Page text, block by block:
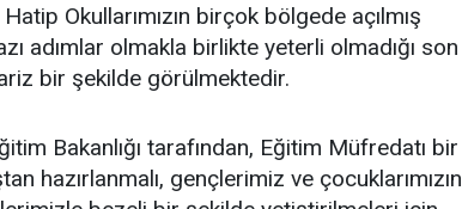
Okullarımızın birçok bölgede açılmış
adımlar olmakla birlikte yeterli olmadığı son
bir şekilde görülmektedir.
Bakanlığı tarafından, Eğitim Müfredatı bir
hazırlanmalı, gençlerimiz ve çocuklarımızın